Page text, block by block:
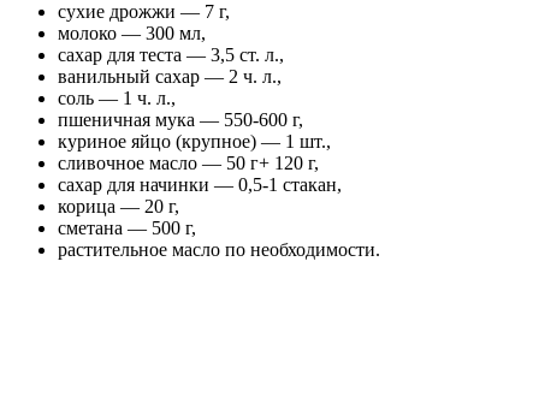
сухие дрожжи — 7 г,
молоко — 300 мл,
сахар для теста — 3,5 ст. л.,
ванильный сахар — 2 ч. л.,
соль — 1 ч. л.,
пшеничная мука — 550-600 г,
куриное яйцо (крупное) — 1 шт.,
сливочное масло — 50 г+ 120 г,
сахар для начинки — 0,5-1 стакан,
корица — 20 г,
сметана — 500 г,
растительное масло по необходимости.